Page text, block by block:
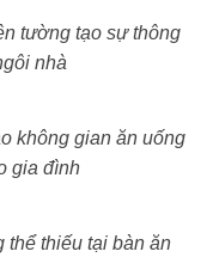
tường tạo sự thông
nhà
không gian ăn uống
gia đình
thể thiếu tại bàn ăn